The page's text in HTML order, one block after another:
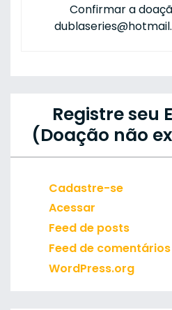
Confirmar a
Registre seu
(Doação não
Cadastre-se
Acessar
Feed de posts
Feed de comentários
WordPress.org